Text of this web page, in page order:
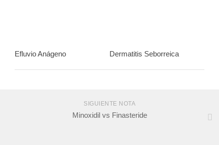
Efluvio Anágeno Dermatitis Seborreica
SIGUIENTE NOTA
Minoxidil vs Finasteride